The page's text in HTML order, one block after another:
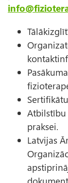
Atbilstību
praksei.
Latvijas